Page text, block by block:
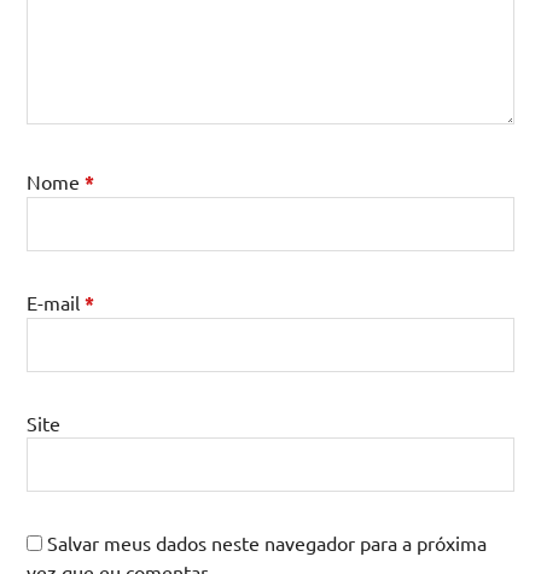
Nome*
E-mail*
Site
Salvar meus dados neste navegador para a próxima